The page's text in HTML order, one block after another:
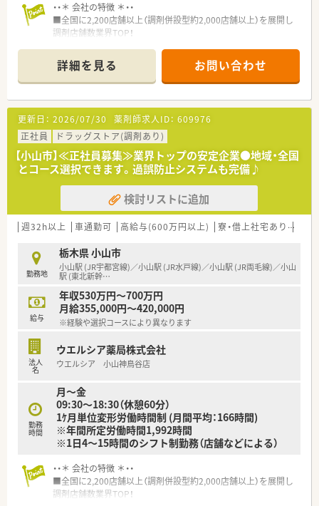
・・＊ 会社の特徴 ＊・・
■全国に2,200店舗以上（調剤併設型約2,000店舗以上）を展開し
調剤店舗数業界TOP！
頑張り次第で高給与も可能！
■経験や勤務コースによりますが、経験の少ない方でも500万前
半スタートと業界TOP水準！
■職種や職域に合わせ、豊富な社内研修や外部組織と連携した研
修を用意されています
■薬剤師が中心の会社だからこそ活躍できるキャリアパスが多
種多様に用意されています。
■店舗拡大に伴い、エリアマネジャーや営業部長等のマネジメン
トのポジションも増えます。
■在宅や教育等の専門性を活かせるスペシャリストを目指すこ
とも可能です。
■その他にも、管理部門や商品部門等の本社スタッフなど活動領
域は多種多様です。
■在宅実施店舗は年々増加しており、在宅医療へもしっかりと関
■育児休暇は3歳まで取得が可能で、時短制度は小学5年生まで
時短勤務ができるよう変更予定です。
■年間休日が120日とワークライフバランスが整っています
■日用品から常備薬まで、従業員割引制度など嬉しいメリットも
たくさんあります！
詳細を見る お問い合わせ
更新日： 2026/07/30 薬剤師求人ID： 609976
正社員
ドラッグストア(調剤あり)
【小山市】≪正社員募集≫業界トップの安定企業●地域・全国
とコース選択できます。過誤防止システムも完備♪
検討リストに追加
週32h以上 車通勤可 高給与(600万円以上) 寮・借上社宅あり
勤務地
栃木県 小山市
小山駅 (JR宇都宮線)／小山駅 (JR水戸線)／小山駅 (JR両毛線)／小山
駅 (東北新幹…
給与
年収530万円～700万円
月給355,000円～420,000円
※経験や選択コースにより異なります
法人
名
ウエルシア薬局株式会社
ウエルシア 小山神鳥谷店
勤務
時間
月～金
09:30〜18:30（休憩60分）
1ｹ月単位変形労働時間制 (月間平均：166時間)
※年間所定労働時間1,992時間
※1日4～15時間のシフト制勤務（店舗などによる）
・・＊ 会社の特徴 ＊・・
■全国に2,200店舗以上（調剤併設型約2,000店舗以上）を展開し
調剤店舗数業界TOP！